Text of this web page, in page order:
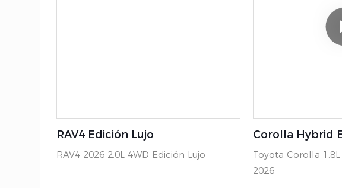
RAV4 Edición Lujo
RAV4 2026 2.0L 4WD Edición Lujo
Corolla Hybrid
Toyota Corolla
2026